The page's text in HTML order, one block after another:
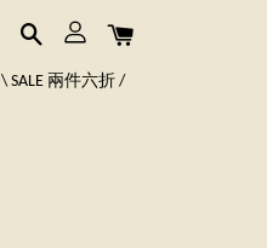
\ SALE 兩件六折 /